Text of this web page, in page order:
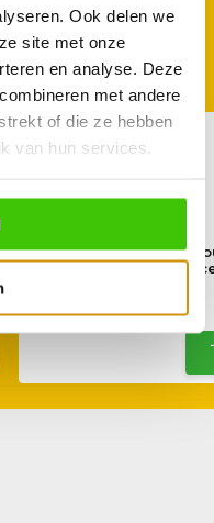
Ook delen we
site met onze
en analyse. Deze
met andere
of die ze hebben
van hun services.
Angus & Oink Red
Kansas City BBQ
10,95